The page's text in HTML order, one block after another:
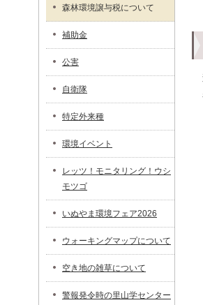
森林環境譲与税について
補助金
公害
自衛隊
特定外来種
環境イベント
レッツ！モニタリング！ウシ
モツゴ
いぬやま環境フェア2026
ウォーキングマップについて
空き地の雑草について
警報発令時の里山学センター